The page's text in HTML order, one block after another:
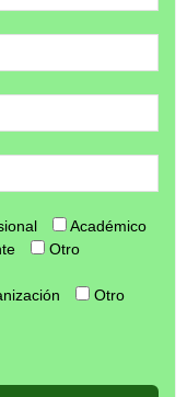
Académico
Otro
Otro